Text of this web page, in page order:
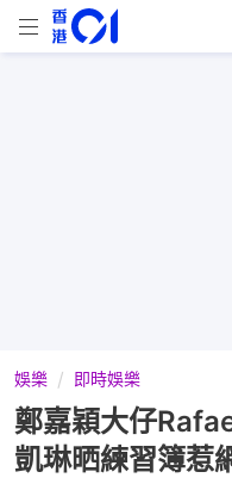
娛樂 即時娛樂
鄭嘉穎大仔
凱琳晒練習簿惹